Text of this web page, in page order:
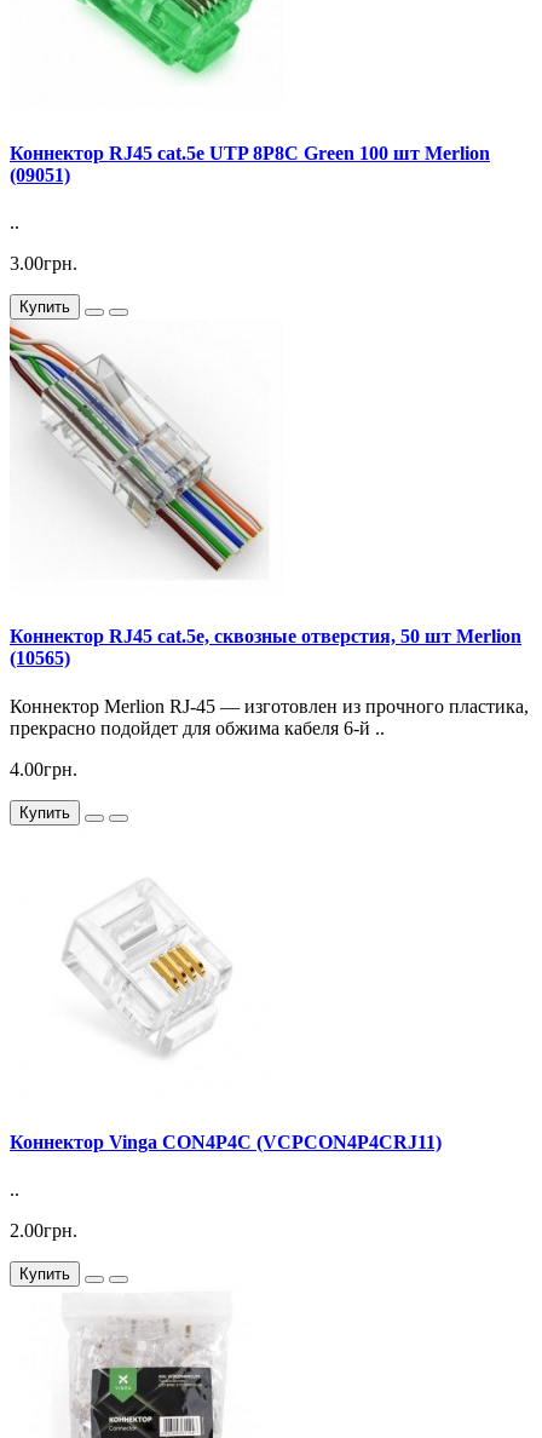
Коннектор RJ45 cat.5e UTP 8P8C Green 100 шт Merlion
(09051)
..
3.00грн.
Купить
Коннектор RJ45 cat.5e, сквозные отверстия, 50 шт Merlion
(10565)
Коннектор Merlion RJ-45 — изготовлен из прочного пластика,
прекрасно подойдет для обжима кабеля 6-й ..
4.00грн.
Купить
Коннектор Vinga CON4P4C (VCPCON4P4CRJ11)
..
2.00грн.
Купить